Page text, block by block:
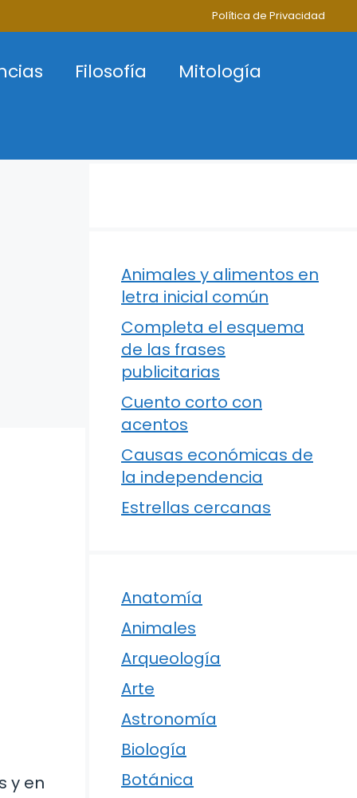
Política de Privacidad
Filosofía Mitología
y en
Animales y alimentos en
letra inicial común
Completa el esquema
de las frases
publicitarias
Cuento corto con
acentos
Causas económicas de
la independencia
Estrellas cercanas
Anatomía
Animales
Arqueología
Arte
Astronomía
Biología
Botánica